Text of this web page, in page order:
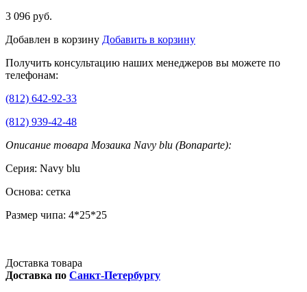
3 096 руб.
Добавлен в корзину Добавить в корзину
Получить консультацию наших менеджеров вы можете по
телефонам:
(812) 642-92-33
(812) 939-42-48
Описание товара Мозаика Navy blu (Bonaparte):
Серия: Navy blu
Основа: сетка
Размер чипа: 4*25*25
Доставка товара
Доставка по Санкт-Петербургу